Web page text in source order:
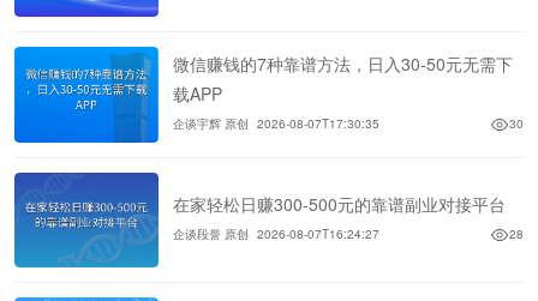
微信赚钱的7种靠谱方法，日入30-50元无需下
载APP
企谈宇辉 原创 2026-08-07T17:30:35 30
在家轻松日赚300-500元的靠谱副业对接平台
企谈段誉 原创 2026-08-07T16:24:27 28